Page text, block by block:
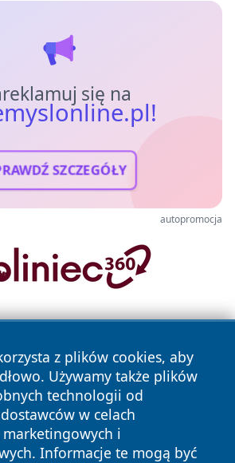
się na
SZCZEGÓŁY
autopromocja
z plików cookies, aby
Używamy także plików
technologii od
w celach
i
Informacje te mogą być
Wszystkie prawa